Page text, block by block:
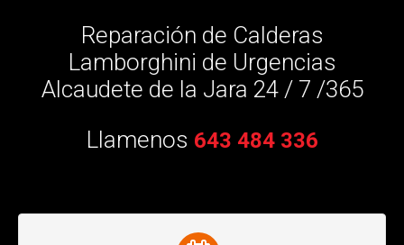
Reparación de Calderas
Lamborghini de Urgencias
Alcaudete de la Jara 24 / 7 /365
Llamenos 643 484 336